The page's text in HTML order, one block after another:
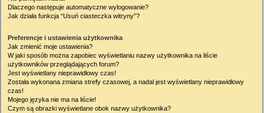
Dlaczego następuje automatyczne wylogowanie?
Jak działa funkcja “Usuń ciasteczka witryny”?
Preferencje i ustawienia użytkownika
Jak zmienić moje ustawienia?
W jaki sposób można zapobiec wyświetlaniu nazwy użytkownika na liście
użytkowników przeglądających forum?
Jest wyświetlany nieprawidłowy czas!
Została wykonana zmiana strefy czasowej, a nadal jest wyświetlany nieprawidłowy
czas!
Mojego języka nie ma na liście!
Czym są obrazki wyświetlane obok nazwy użytkownika?